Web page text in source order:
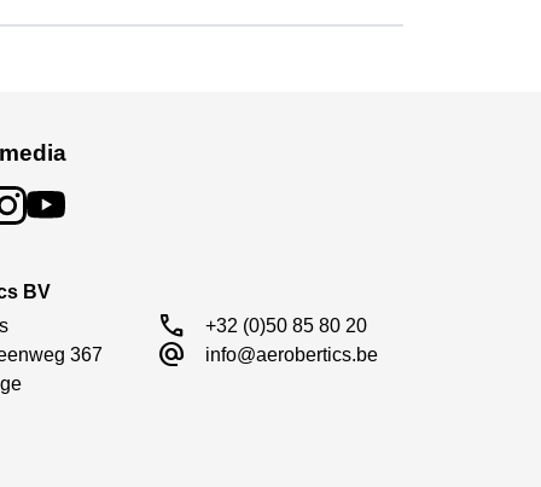
het meegeleverde demontagegereedschap,
eersteklas hardware garant staat voor
BV
367
call +32 (0)50 85 80 20
alternate_email info@aerobertics.be